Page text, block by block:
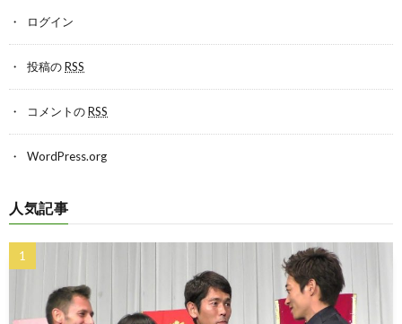
ログイン
投稿のRSS
コメントのRSS
WordPress.org
人気記事